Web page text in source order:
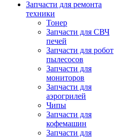
Запчасти для ремонта
техники
Тонер
Запчасти для СВЧ
печей
Запчасти для робот
пылесосов
Запчасти для
мониторов
Запчасти для
аэрогрилей
Чипы
Запчасти для
кофемашин
Запчасти для